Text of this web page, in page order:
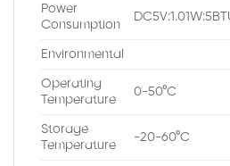
Power
Consumption
Environmental
Operating
Temperature
0-50°C
Storage
Temperature
-20-60°C